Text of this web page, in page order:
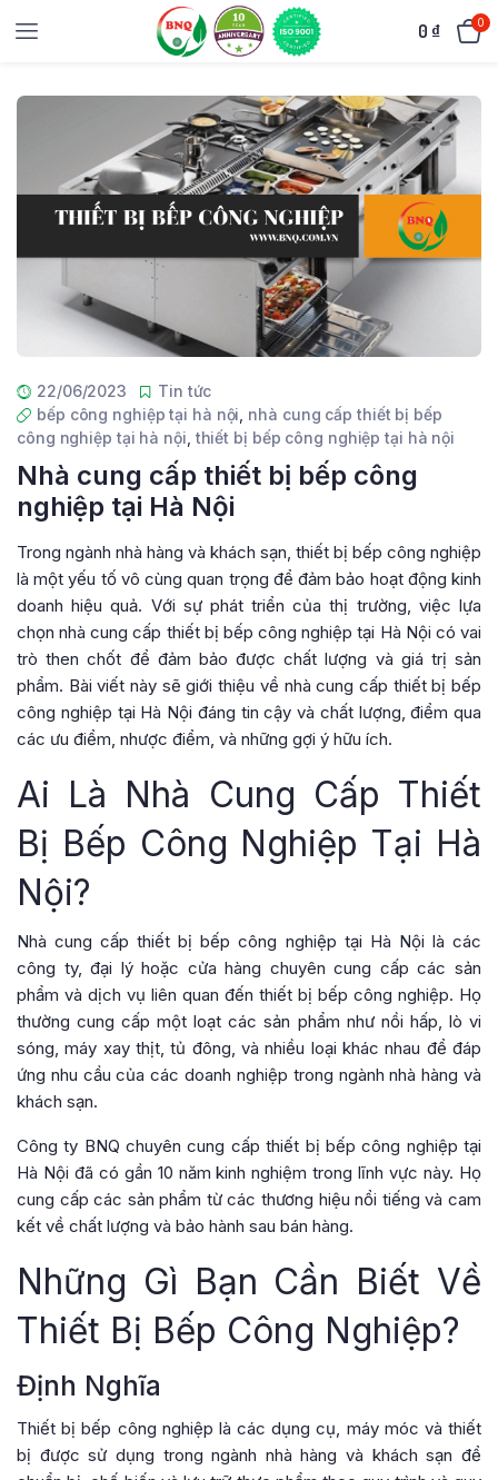
0 ₫ 0
22/06/2023
Tin tức
bếp công nghiệp tại hà nội nhà cung cấp thiết bị bếp
công nghiệp tại hà nội thiết bị bếp công nghiệp tại hà nội
Nhà cung cấp thiết bị bếp công
nghiệp tại Hà Nội
Trong ngành nhà hàng và khách sạn, thiết bị bếp công nghiệp
là một yếu tố vô cùng quan trọng để đảm bảo hoạt động kinh
doanh hiệu quả. Với sự phát triển của thị trường, việc lựa
chọn nhà cung cấp thiết bị bếp công nghiệp tại Hà Nội có vai
trò then chốt để đảm bảo được chất lượng và giá trị sản
phẩm. Bài viết này sẽ giới thiệu về nhà cung cấp thiết bị bếp
công nghiệp tại Hà Nội đáng tin cậy và chất lượng, điểm qua
các ưu điểm, nhược điểm, và những gợi ý hữu ích.
Ai Là Nhà Cung Cấp Thiết
Bị Bếp Công Nghiệp Tại Hà
Nội?
Nhà cung cấp thiết bị bếp công nghiệp tại Hà Nội là các
công ty, đại lý hoặc cửa hàng chuyên cung cấp các sản
phẩm và dịch vụ liên quan đến thiết bị bếp công nghiệp. Họ
thường cung cấp một loạt các sản phẩm như nồi hấp, lò vi
sóng, máy xay thịt, tủ đông, và nhiều loại khác nhau để đáp
ứng nhu cầu của các doanh nghiệp trong ngành nhà hàng và
khách sạn.
Công ty BNQ chuyên cung cấp thiết bị bếp công nghiệp tại
Hà Nội đã có gần 10 năm kinh nghiệm trong lĩnh vực này. Họ
cung cấp các sản phẩm từ các thương hiệu nổi tiếng và cam
kết về chất lượng và bảo hành sau bán hàng.
Những Gì Bạn Cần Biết Về
Thiết Bị Bếp Công Nghiệp?
Định Nghĩa
Thiết bị bếp công nghiệp là các dụng cụ, máy móc và thiết
bị được sử dụng trong ngành nhà hàng và khách sạn để